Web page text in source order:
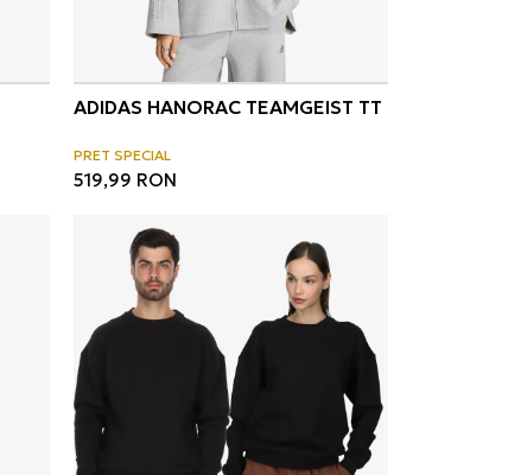
ADIDAS HANORAC TEAMGEIST TT
PRET SPECIAL
519,99 RON